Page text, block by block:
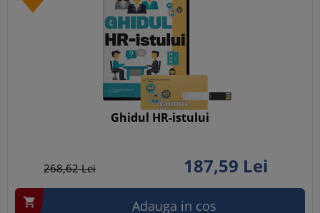
Ghidul HR-istului
268,62Lei 187,59 Lei
 Adauga in cos